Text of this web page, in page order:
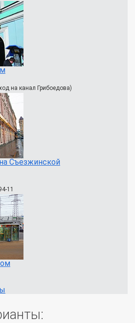
на канал Грибоедова)
Съезжинской
11